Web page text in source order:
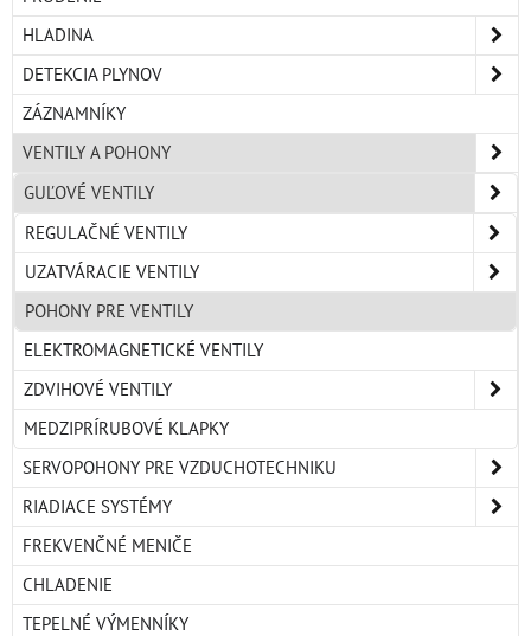
HLADINA
DETEKCIA PLYNOV
ZÁZNAMNÍKY
VENTILY A POHONY
GUĽOVÉ VENTILY
REGULAČNÉ VENTILY
UZATVÁRACIE VENTILY
POHONY PRE VENTILY
ELEKTROMAGNETICKÉ VENTILY
ZDVIHOVÉ VENTILY
MEDZIPRÍRUBOVÉ KLAPKY
SERVOPOHONY PRE VZDUCHOTECHNIKU
RIADIACE SYSTÉMY
FREKVENČNÉ MENIČE
CHLADENIE
TEPELNÉ VÝMENNÍKY